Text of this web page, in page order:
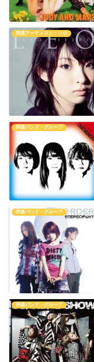
邦楽アーティスト・ソロ
邦楽バンド・グループ
邦楽バンド・グループ
邦楽バンド・グループ